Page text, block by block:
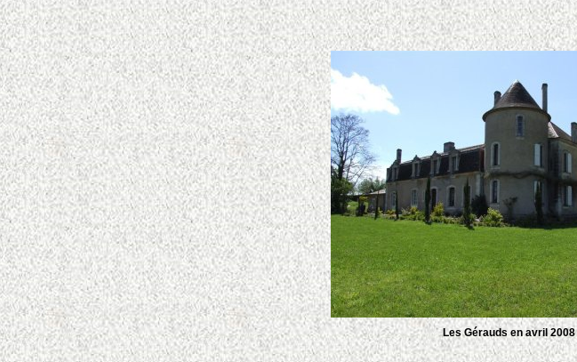
Les Gérauds en avril 2008